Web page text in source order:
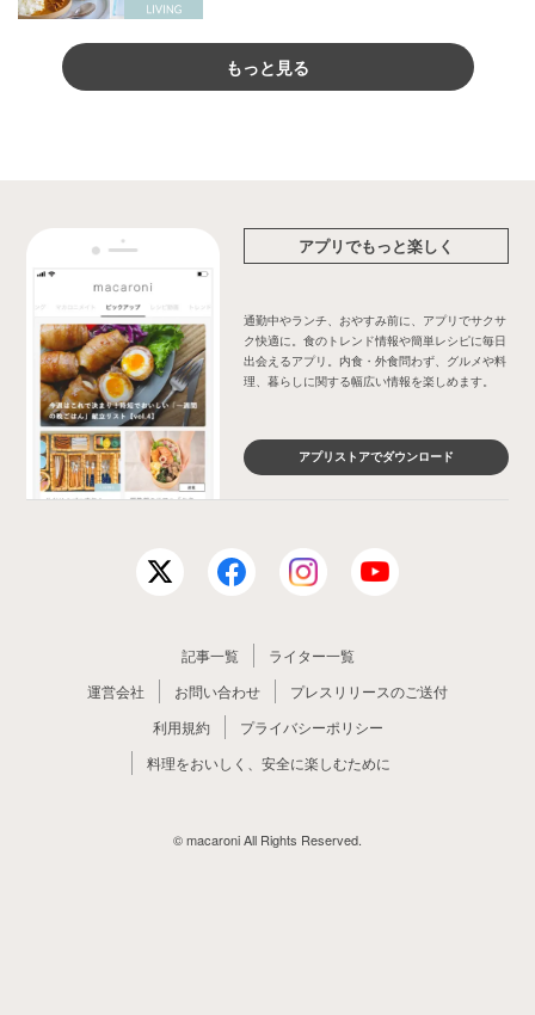
もっと見る
アプリでもっと楽しく
通勤中やランチ、おやすみ前に、アプリでサクサ
ク快適に。食のトレンド情報や簡単レシピに毎日
出会えるアプリ。内食・外食問わず、グルメや料
理、暮らしに関する幅広い情報を楽しめます。
アプリストアでダウンロード
記事一覧
ライター一覧
運営会社
お問い合わせ
プレスリリースのご送付
利用規約
プライバシーポリシー
料理をおいしく、安全に楽しむために
© macaroni All Rights Reserved.